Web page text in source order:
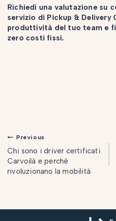
Richiedi una valutazione su
servizio di Pickup & Delivery
produttività del tuo team e
zero costi fissi.
Previous
Chi sono i driver certificati
Carvoilà e perché
rivoluzionano la mobilità